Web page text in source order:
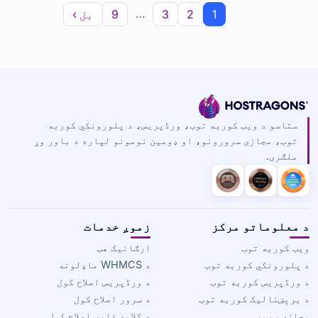
1
2
3
…
9 بل ›
ستاسو د ویب کوربه توب، ورڈپریس، د پلورونکي کوربه
توب، مجازی سرورونو، او ډومین نومونو لپاره د باور وړ
ملګری.
د معلوماتو مرکز
ویب کوربه توب
د پلورونکي کوربه توب
د ورڈپریس کوربه توب
د برېښنالیک کوربه توب
زموږ خدمات
ارګانیک هټ
د WHMCS ماډلونه
د ورڈپریس اصلاح کول
د سرور اصلاح کول